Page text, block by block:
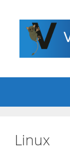
Inhalt
springen
Linux